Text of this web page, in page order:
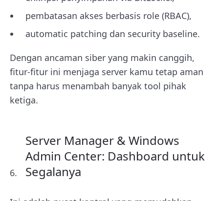
pembatasan akses berbasis role (RBAC),
automatic patching dan security baseline.
Dengan ancaman siber yang makin canggih,
fitur-fitur ini menjaga server kamu tetap aman
tanpa harus menambah banyak tool pihak
ketiga.
Server Manager & Windows
Admin Center: Dashboard untuk
Segalanya